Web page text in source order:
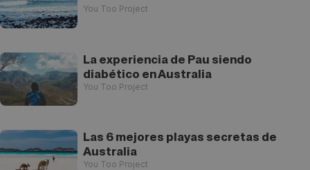
You Too Project
La experiencia de Pau siendo
diabético en Australia
You Too Project
Las 6 mejores playas secretas de
Australia
You Too Project